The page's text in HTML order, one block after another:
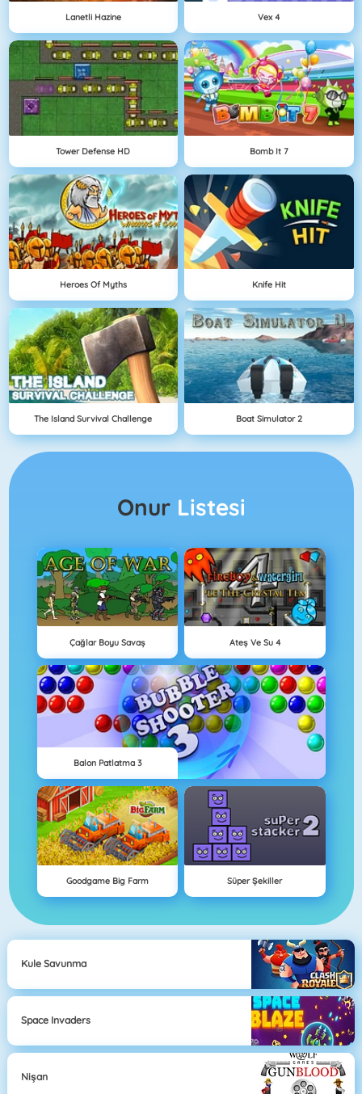
Lanetli Hazine Vex 4
Tower Defense HD Bomb It 7
Heroes Of Myths Knife Hit
The Island Survival Challenge Boat Simulator 2
Onur Listesi
Çağlar Boyu Savaş Ateş Ve Su 4
Balon Patlatma 3
Goodgame Big Farm Süper Şekiller
Kule Savunma
Space Invaders
Nişan